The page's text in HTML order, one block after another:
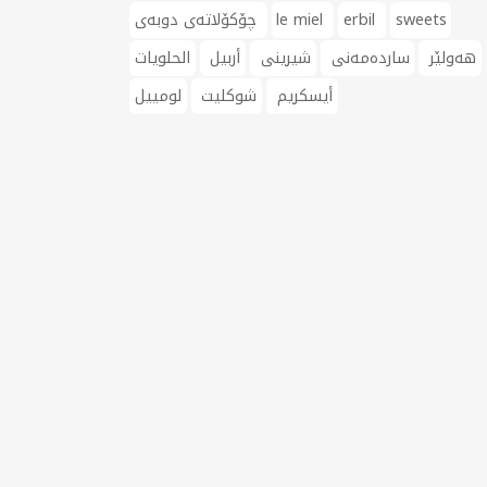
le miel erbil
sweets
هەولێر
ساردەمەنی شیرینی أربیل
الحلويات
أيسكريم
شوكليت لوميیل